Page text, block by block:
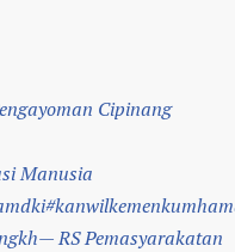
Cipinang
Manusia
— RS Pemasyarakatan